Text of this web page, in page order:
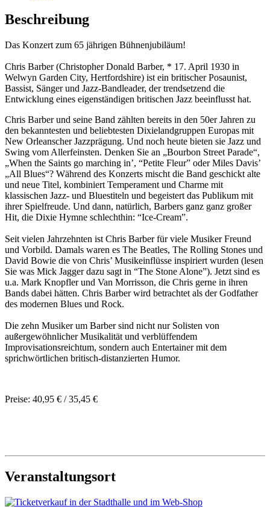
Beschreibung
Das Konzert zum 65 jährigen Bühnenjubiläum!
Chris Barber (Christopher Donald Barber, * 17. April 1930 in
Welwyn Garden City, Hertfordshire) ist ein britischer Posaunist,
Bassist, Sänger und Jazz-Bandleader, der trendsetzend die
Entwicklung eines eigenständigen britischen Jazz beeinflusst hat.
Chris Barber und seine Band zählten bereits in den 50er Jahren zu
den bekanntesten und beliebtesten Dixielandgruppen Europas mit
New Orleanscher Jazzprägung. Und noch heute bieten sie Jazz und
Swing vom Allerfeinsten. Denken Sie an „Bourbon Street Parade“,
„When the Saints go marching in’, “Petite Fleur” oder Miles Davis’
„All Blues“? Während des Konzerts mischt die Band geschickt alte
und neue Titel, kombiniert Temperament und Charme mit
klassischen Jazz- und Bluestiteln und begeistert das Publikum mit
ihrer Spielfreude. Und dann, natürlich, Barbers ganz ganz großer
Hit, die Dixie Hymne schlechthin: “Ice-Cream”.
Seit vielen Jahrzehnten ist Chris Barber für viele Musiker Freund
und Vorbild. Damals waren es The Beatles, The Rolling Stones und
David Bowie die von Chris’ Musikeinflüsse inspiriert wurden (lesen
Sie was Mick Jagger dazu sagt in “The Stone Alone”). Jetzt sind es
u.a. Mark Knopfler und Van Morrisson, die Chris gerne in ihren
Bands dabei hätten. Chris Barber wird betrachtet als der Godfather
des modernen Blues und Rock.
Die zehn Musiker um Barber sind nicht nur Solisten von
außergewöhnlicher Musikalität und verblüffendem
Improvisationsreichtum, sondern auch Entertainer mit dem
sprichwörtlichen britisch-distanzierten Humor.
Preise: 40,95 € / 35,45 €
Veranstaltungsort